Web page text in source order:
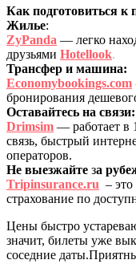
Как подготовиться к
Жилье:
ZyPanda — легко
друзьями Hotellook.
Трансфер и машина:
Economybookings.com
бронирования
Оставайтесь на связи:
Drimsim — работает в
связь, быстрый
операторов.
Не выезжайте за
Tripinsurance.ru –
страхование по
Цены быстро
значит, билеты уже
соседние